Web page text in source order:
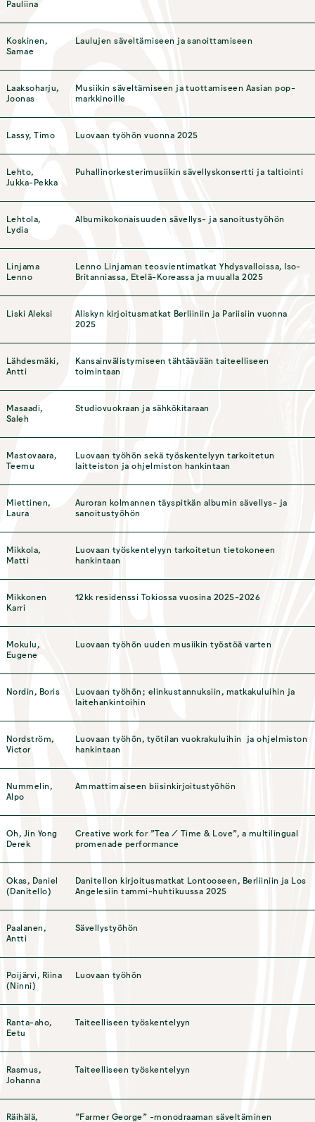
Pauliina
Koskinen,
Samae
Laulujen säveltämiseen ja sanoittamiseen
Laaksoharju,
Joonas
Musiikin säveltämiseen ja tuottamiseen Aasian pop-
markkinoille
Lassy, Timo Luovaan työhön vuonna 2025
Lehto,
Jukka-Pekka
Puhallinorkesterimusiikin sävellyskonsertti ja taltiointi
Lehtola,
Lydia
Albumikokonaisuuden sävellys- ja sanoitustyöhön
Linjama
Lenno
Lenno Linjaman teosvientimatkat Yhdysvalloissa, Iso-
Britanniassa, Etelä-Koreassa ja muualla 2025
Liski Aleksi
Aliskyn kirjoitusmatkat Berliiniin ja Pariisiin vuonna
2025
Lähdesmäki,
Antti
Kansainvälistymiseen tähtäävään taiteelliseen
toimintaan
Masaadi,
Saleh
Studiovuokraan ja sähkökitaraan
Mastovaara,
Teemu
Luovaan työhön sekä työskentelyyn tarkoitetun
laitteiston ja ohjelmiston hankintaan
Miettinen,
Laura
Auroran kolmannen täyspitkän albumin sävellys- ja
sanoitustyöhön
Mikkola,
Matti
Luovaan työskentelyyn tarkoitetun tietokoneen
hankintaan
Mikkonen
Karri
12kk residenssi Tokiossa vuosina 2025-2026
Mokulu,
Eugene
Luovaan työhön uuden musiikin työstöä varten
Nordin, Boris
Luovaan työhön; elinkustannuksiin, matkakuluihin ja
laitehankintoihin
Nordström,
Victor
Luovaan työhön, työtilan vuokrakuluihin ja ohjelmiston
hankintaan
Nummelin,
Alpo
Ammattimaiseen biisinkirjoitustyöhön
Oh, Jin Yong
Derek
Creative work for ”Tea / Time & Love”, a multilingual
promenade performance
Okas, Daniel
(Danitello)
Danitellon kirjoitusmatkat Lontooseen, Berliiniin ja Los
Angelesiin tammi-huhtikuussa 2025
Paalanen,
Antti
Sävellystyöhön
Poijärvi, Riina
(Ninni)
Luovaan työhön
Ranta-aho,
Eetu
Taiteelliseen työskentelyyn
Rasmus,
Johanna
Taiteelliseen työskentelyyn
Räihälä,
”Farmer George” -monodraaman säveltäminen